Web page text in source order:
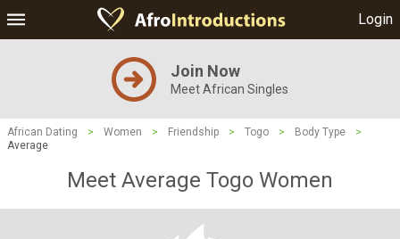
Login
Join Now
Meet African Singles
African Dating > Women > Friendship > Togo > Body Type
>
Average
Meet Average Togo Women